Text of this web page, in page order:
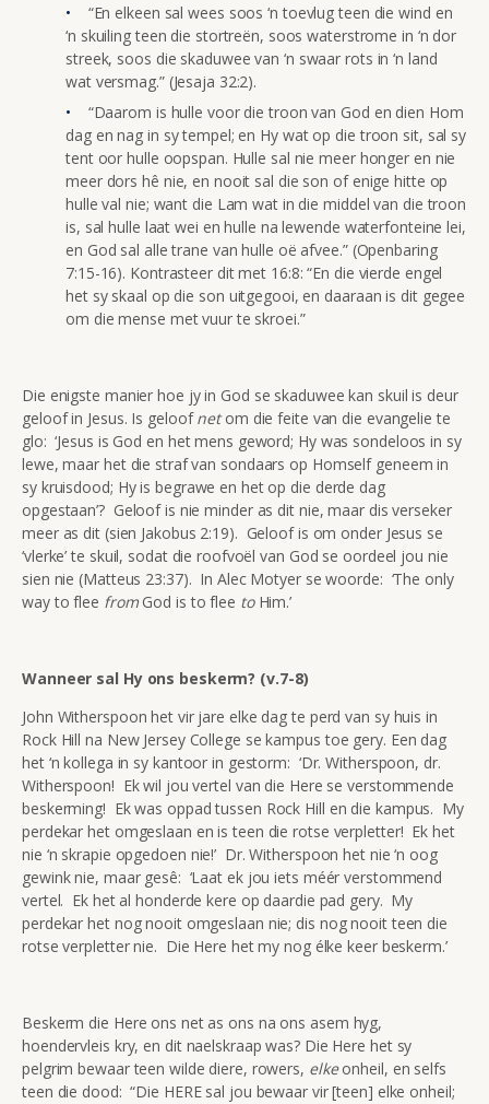
“En elkeen sal wees soos ‘n toevlug teen die wind en
‘n skuiling teen die stortreën, soos waterstrome in ‘n dor
streek, soos die skaduwee van ‘n swaar rots in ‘n land
wat versmag.” (Jesaja 32:2).
“Daarom is hulle voor die troon van God en dien Hom
dag en nag in sy tempel; en Hy wat op die troon sit, sal sy
tent oor hulle oopspan. Hulle sal nie meer honger en nie
meer dors hê nie, en nooit sal die son of enige hitte op
hulle val nie; want die Lam wat in die middel van die troon
is, sal hulle laat wei en hulle na lewende waterfonteine lei,
en God sal alle trane van hulle oë afvee.” (Openbaring
7:15-16). Kontrasteer dit met 16:8: “En die vierde engel
het sy skaal op die son uitgegooi, en daaraan is dit gegee
om die mense met vuur te skroei.”
Die enigste manier hoe jy in God se skaduwee kan skuil is deur
geloof in Jesus. Is geloofnetom die feite van die evangelie te
glo: ‘Jesus is God en het mens geword; Hy was sondeloos in sy
lewe, maar het die straf van sondaars op Homself geneem in
sy kruisdood; Hy is begrawe en het op die derde dag
opgestaan’? Geloof is nie minder as dit nie, maar dis verseker
meer as dit (sien Jakobus 2:19). Geloof is om onder Jesus se
‘vlerke’ te skuil, sodat die roofvoël van God se oordeel jou nie
sien nie (Matteus 23:37). In Alec Motyer se woorde: ‘The only
way to flee fromGod is to flee to Him.’
Wanneer sal Hy ons beskerm? (v.7-8)
John Witherspoon het vir jare elke dag te perd van sy huis in
Rock Hill na New Jersey College se kampus toe gery. Een dag
het ‘n kollega in sy kantoor in gestorm: ‘Dr. Witherspoon, dr.
Witherspoon! Ek wil jou vertel van die Here se verstommende
beskerming! Ek was oppad tussen Rock Hill en die kampus. My
perdekar het omgeslaan en is teen die rotse verpletter! Ek het
nie ‘n skrapie opgedoen nie!’ Dr. Witherspoon het nie ‘n oog
gewink nie, maar gesê: ‘Laat ek jou iets méér verstommend
vertel. Ek het al honderde kere op daardie pad gery. My
perdekar het nog nooit omgeslaan nie; dis nog nooit teen die
rotse verpletter nie. Die Here het my nog élke keer beskerm.’
Beskerm die Here ons net as ons na ons asem hyg,
hoendervleis kry, en dit naelskraap was? Die Here het sy
pelgrim bewaar teen wilde diere, rowers, elkeonheil, en selfs
teen die dood: “Die HERE sal jou bewaar vir [teen] elke onheil;